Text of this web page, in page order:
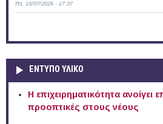
Τετ, 15/07/2026 - 17:37
ΕΝΤΥΠΟ ΥΛΙΚΟ
Η επιχειρηματικότητα ανοίγει
προοπτικές στους νέους